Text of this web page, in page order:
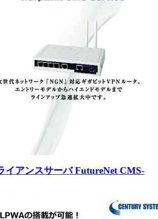
イアンスサーバ FutureNet CMS-